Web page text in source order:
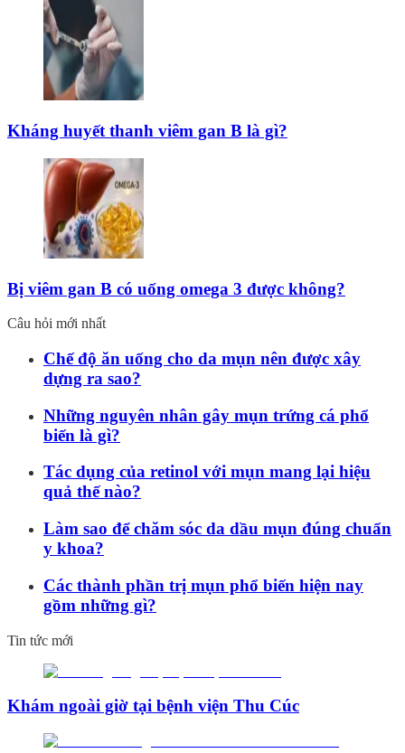
Kháng huyết thanh viêm gan B là gì?
Bị viêm gan B có uống omega 3 được không?
Câu hỏi mới nhất
Chế độ ăn uống cho da mụn nên được xây
dựng ra sao?
Những nguyên nhân gây mụn trứng cá phổ
biến là gì?
Tác dụng của retinol với mụn mang lại hiệu
quả thế nào?
Làm sao để chăm sóc da dầu mụn đúng chuẩn
y khoa?
Các thành phần trị mụn phổ biến hiện nay
gồm những gì?
Tin tức mới
Khám ngoài giờ tại bệnh viện Thu Cúc